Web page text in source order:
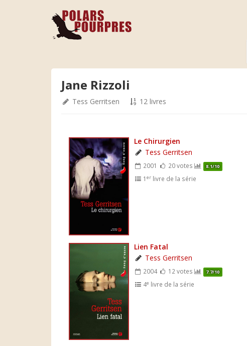
Jane Rizzoli
Tess Gerritsen 12 livres
Le Chirurgien
Tess Gerritsen
2001 20 votes 8.1/10
1er livre de la série
Lien Fatal
Tess Gerritsen
2004 12 votes 7.7/10
4e livre de la série